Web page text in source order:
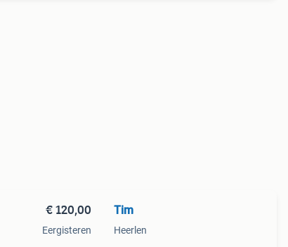
€ 120,00
Eergisteren
Tim
Heerlen